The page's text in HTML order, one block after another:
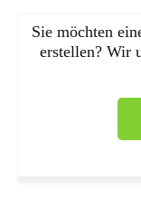
Sie möchten
erstellen? Wir